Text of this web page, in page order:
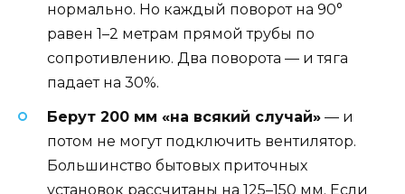
нормально. Но каждый поворот на 90°
равен 1–2 метрам прямой трубы по
сопротивлению. Два поворота — и тяга
падает на 30%.
Берут 200 мм «на всякий случай» — и
потом не могут подключить вентилятор.
Большинство бытовых приточных
установок рассчитаны на 125–150 мм. Если